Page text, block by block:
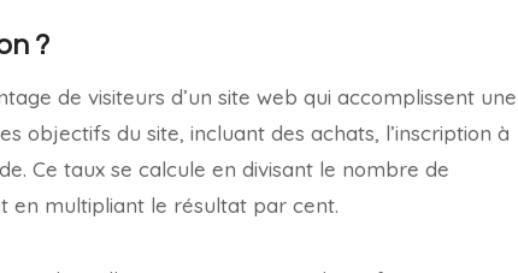
?
de visiteurs d’un site web qui accomplissent une
objectifs du site, incluant des achats, l’inscription à
Ce taux se calcule en divisant le nombre de
en multipliant le résultat par cent.